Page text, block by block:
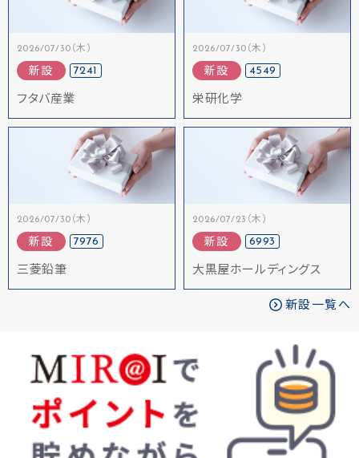
2026/07/30（木）
新設 7241
フタバ産業
2026/07/30（木）
新設 4549
栄研化学
2026/07/30（木）
新設 7976
三菱鉛筆
2026/07/23（木）
新設 6993
大黒屋ホールディングス
新設一覧へ